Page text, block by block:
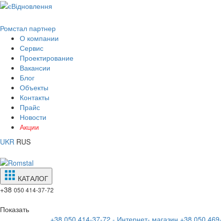
Ромстал партнер
О компании
Сервис
Проектирование
Вакансии
Блог
Объекты
Контакты
Прайс
Новости
Акции
UKR RUS
КАТАЛОГ
+38 050 414-37-72
Показать
+38 050 414-37-72 - Интернет- магазин +38 050